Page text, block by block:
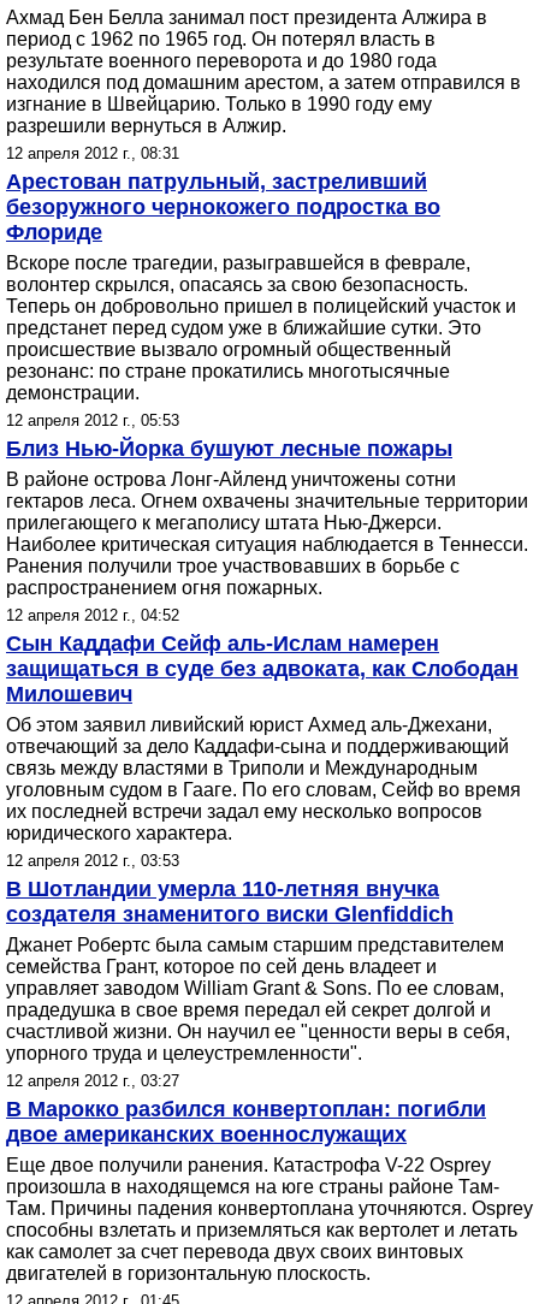
Ахмад Бен Белла занимал пост президента Алжира в
период с 1962 по 1965 год. Он потерял власть в
результате военного переворота и до 1980 года
находился под домашним арестом, а затем отправился в
изгнание в Швейцарию. Только в 1990 году ему
разрешили вернуться в Алжир.
12 апреля 2012 г., 08:31
Арестован патрульный, застреливший
безоружного чернокожего подростка во
Флориде
Вскоре после трагедии, разыгравшейся в феврале,
волонтер скрылся, опасаясь за свою безопасность.
Теперь он добровольно пришел в полицейский участок и
предстанет перед судом уже в ближайшие сутки. Это
происшествие вызвало огромный общественный
резонанс: по стране прокатились многотысячные
демонстрации.
12 апреля 2012 г., 05:53
Близ Нью-Йорка бушуют лесные пожары
В районе острова Лонг-Айленд уничтожены сотни
гектаров леса. Огнем охвачены значительные территории
прилегающего к мегаполису штата Нью-Джерси.
Наиболее критическая ситуация наблюдается в Теннесси.
Ранения получили трое участвовавших в борьбе с
распространением огня пожарных.
12 апреля 2012 г., 04:52
Сын Каддафи Сейф аль-Ислам намерен
защищаться в суде без адвоката, как Слободан
Милошевич
Об этом заявил ливийский юрист Ахмед аль-Джехани,
отвечающий за дело Каддафи-сына и поддерживающий
связь между властями в Триполи и Международным
уголовным судом в Гааге. По его словам, Сейф во время
их последней встречи задал ему несколько вопросов
юридического характера.
12 апреля 2012 г., 03:53
В Шотландии умерла 110-летняя внучка
создателя знаменитого виски Glenfiddich
Джанет Робертс была самым старшим представителем
семейства Грант, которое по сей день владеет и
управляет заводом William Grant & Sons. По ее словам,
прадедушка в свое время передал ей секрет долгой и
счастливой жизни. Он научил ее "ценности веры в себя,
упорного труда и целеустремленности".
12 апреля 2012 г., 03:27
В Марокко разбился конвертоплан: погибли
двое американских военнослужащих
Еще двое получили ранения. Катастрофа V-22 Osprey
произошла в находящемся на юге страны районе Там-
Там. Причины падения конвертоплана уточняются. Osprey
способны взлетать и приземляться как вертолет и летать
как самолет за счет перевода двух своих винтовых
двигателей в горизонтальную плоскость.